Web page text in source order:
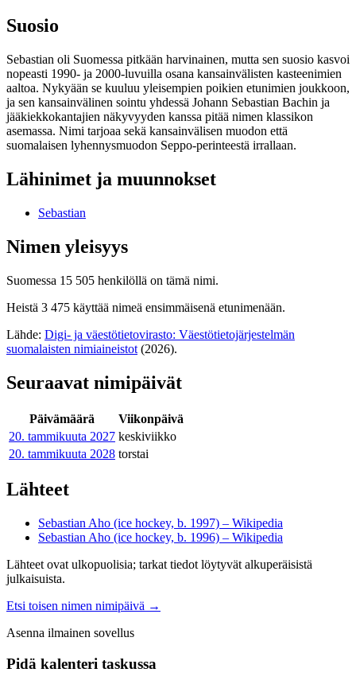
Suosio
Sebastian oli Suomessa pitkään harvinainen, mutta sen suosio kasvoi
nopeasti 1990- ja 2000-luvuilla osana kansainvälisten kasteenimien
aaltoa. Nykyään se kuuluu yleisempien poikien etunimien joukkoon,
ja sen kansainvälinen sointu yhdessä Johann Sebastian Bachin ja
jääkiekkokantajien näkyvyyden kanssa pitää nimen klassikon
asemassa. Nimi tarjoaa sekä kansainvälisen muodon että
suomalaisen lyhennysmuodon Seppo-perinteestä irrallaan.
Lähinimet ja muunnokset
Sebastian
Nimen yleisyys
Suomessa 15 505 henkilöllä on tämä nimi.
Heistä 3 475 käyttää nimeä ensimmäisenä etunimenään.
Lähde: Digi- ja väestötietovirasto: Väestötietojärjestelmän
suomalaisten nimiaineistot (2026).
Seuraavat nimipäivät
Päivämäärä
Viikonpäivä
20. tammikuuta 2027 keskiviikko
20. tammikuuta 2028 torstai
Lähteet
Sebastian Aho (ice hockey, b. 1997) – Wikipedia
Sebastian Aho (ice hockey, b. 1996) – Wikipedia
Lähteet ovat ulkopuolisia; tarkat tiedot löytyvät alkuperäisistä
julkaisuista.
Etsi toisen nimen nimipäivä →
Asenna ilmainen sovellus
Pidä kalenteri taskussa